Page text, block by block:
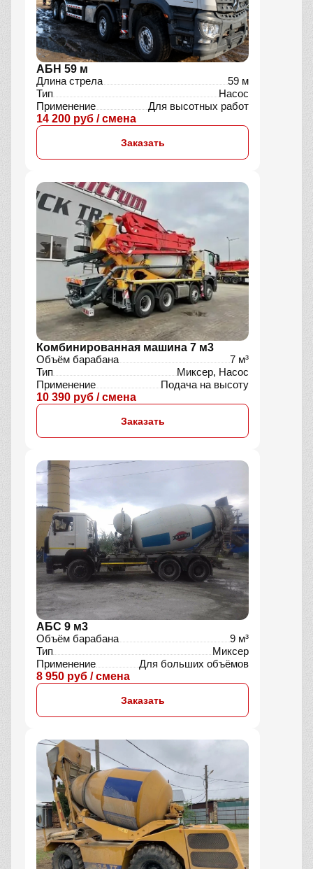
АБН 59 м
Длина стрела
59 м
Тип
Насос
Применение
Для высотных работ
14 200 руб / смена
Заказать
Комбинированная машина 7 м3
Объём барабана
7 м³
Тип
Миксер, Насос
Применение
Подача на высоту
10 390 руб / смена
Заказать
АБС 9 м3
Объём барабана
9 м³
Тип
Миксер
Применение
Для больших объёмов
8 950 руб / смена
Заказать